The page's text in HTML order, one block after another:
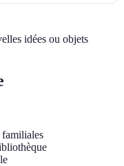
idées ou objets
familiales